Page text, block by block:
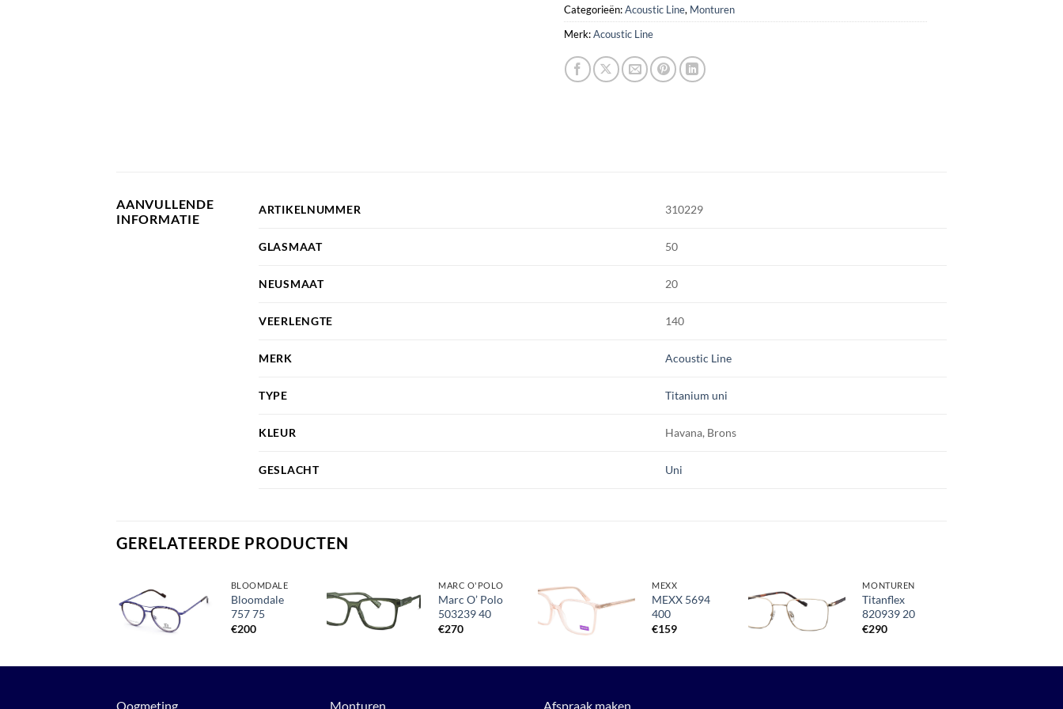
Categorieën:Acoustic Line, Monturen
Merk:Acoustic Line
AANVULLENDE
INFORMATIE
ARTIKELNUMMER 310229
GLASMAAT 50
NEUSMAAT 20
VEERLENGTE 140
MERK Acoustic Line
TYPE Titanium uni
KLEUR Havana, Brons
GESLACHT Uni
GERELATEERDE PRODUCTEN
Toevoegen
aan
BLOOMDALE
Bloomdale
757 75
€200
Toevoegen
aan
MARC O'POLO
Marc O’ Polo
503239 40
€270
aan
verlanglijst
MEXX
MEXX 5694
400
€159
Toevoegen
MONTUREN
Titanflex
820939 20
€290
Oogmeting Monturen Afspraak maken